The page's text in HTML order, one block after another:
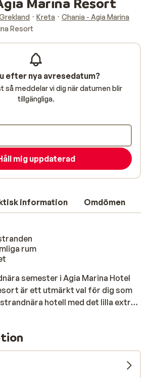
Kreta
Chania - Agia Marina
Resort
information Omdömen
rum
semester i Agia Marina Hotel
är ett utmärkt val för dig som
hotell med det lilla extra
med din partner, familj eller på
till Chania, får du både
på samma resa. Hotellet
moderna rum med balkong eller
kvällens sista kopp kaffe eller ett
efter nya avresedatum?
så meddelar vi dig när datumen blir
tillgängliga.
mig uppdaterad